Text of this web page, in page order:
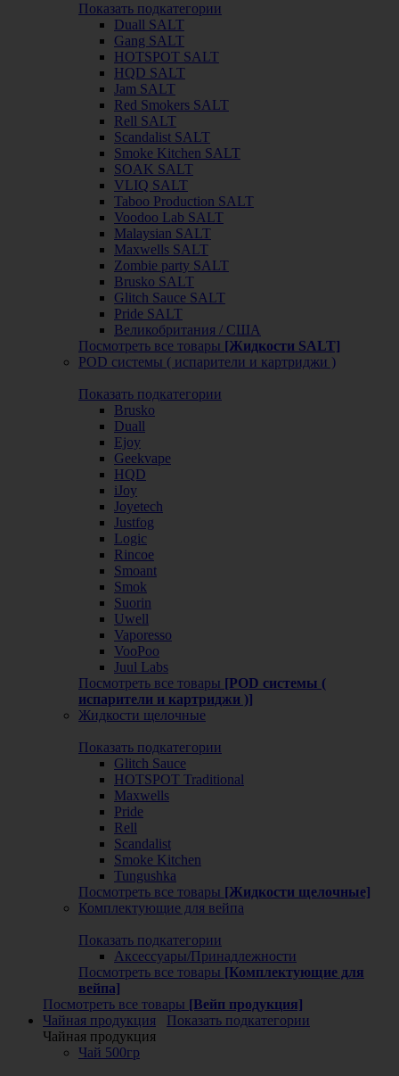
Показать подкатегории
Duall SALT
Gang SALT
HOTSPOT SALT
HQD SALT
Jam SALT
Red Smokers SALT
Rell SALT
Scandalist SALT
Smoke Kitchen SALT
SOAK SALT
VLIQ SALT
Taboo Production SALT
Voodoo Lab SALT
Malaysian SALT
Maxwells SALT
Zombie party SALT
Brusko SALT
Glitch Sauce SALT
Pride SALT
Великобритания / США
Посмотреть все товары [Жидкости SALT]
POD системы ( испарители и картриджи )
Показать подкатегории
Brusko
Duall
Ejoy
Geekvape
HQD
iJoy
Joyetech
Justfog
Logic
Rincoe
Smoant
Smok
Suorin
Uwell
Vaporesso
VooPoo
Juul Labs
Посмотреть все товары [POD системы (
испарители и картриджи )]
Жидкости щелочные
Показать подкатегории
Glitch Sauce
HOTSPOT Traditional
Maxwells
Pride
Rell
Scandalist
Smoke Kitchen
Tungushka
Посмотреть все товары [Жидкости щелочные]
Комплектующие для вейпа
Показать подкатегории
Аксессуары/Принадлежности
Посмотреть все товары [Комплектующие для
вейпа]
Посмотреть все товары [Вейп продукция]
Чайная продукция
Показать подкатегории
Чайная продукция
Чай 500гр